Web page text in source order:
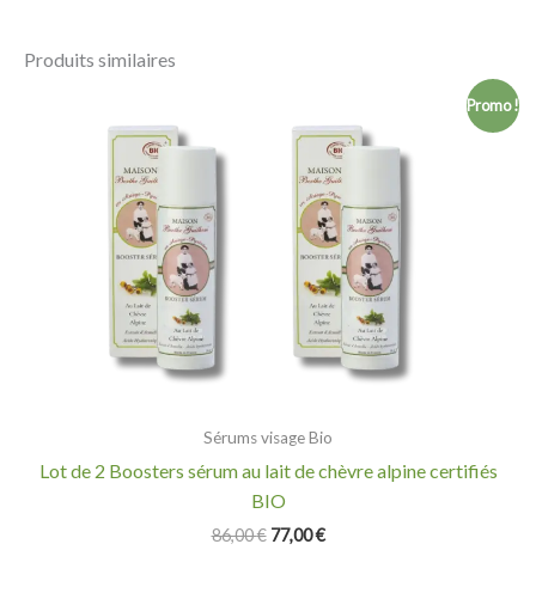
Produits similaires
Promo !
Sérums visage Bio
Lot de 2 Boosters sérum au lait de chèvre alpine certifiés
BIO
86,00€
initial
86,00 €.
77,00€
actuel
est :
77,00 €.